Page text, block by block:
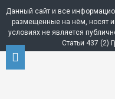
Данный сайт и все
размещенные на нём, носят
условиях не является
Статьи 437 (2)